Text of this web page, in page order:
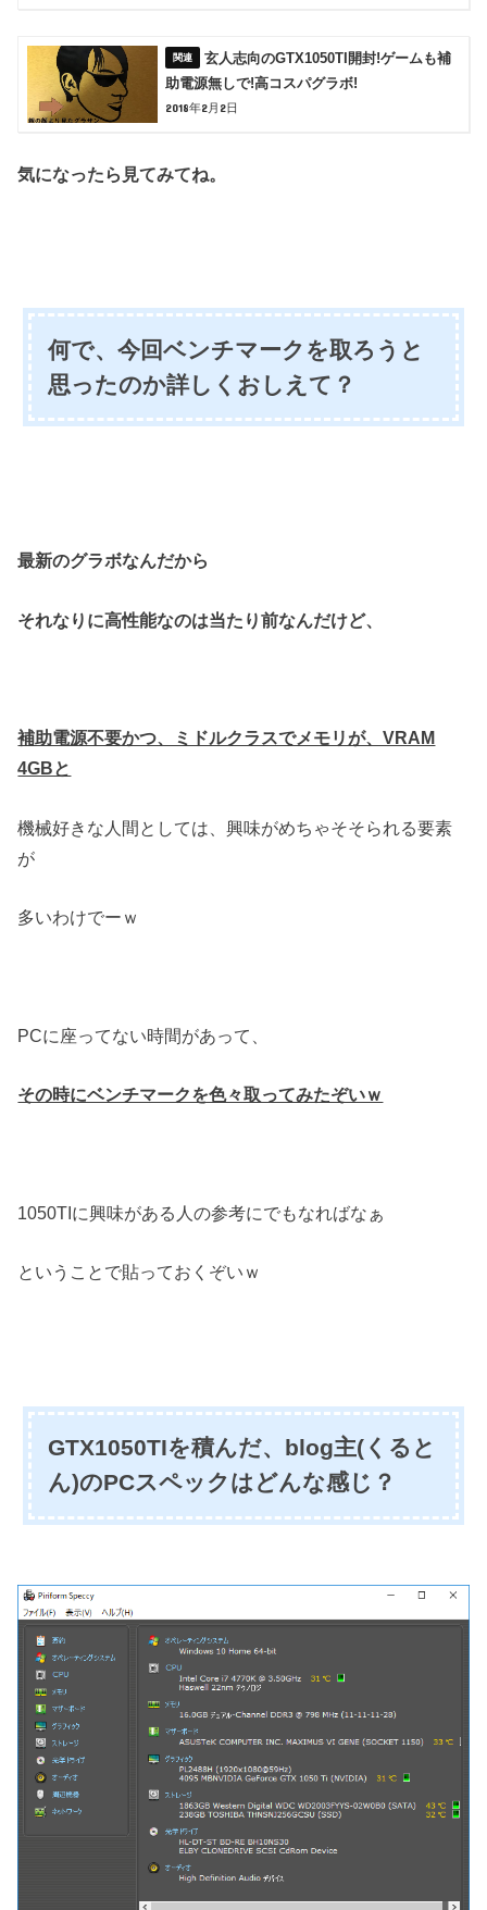
玄人志向のGTX1050TI開封!ゲームも補
助電源無しで!高コスパグラボ!
2018年2月2日
気になったら見てみてね。
何で、今回ベンチマークを取ろうと
思ったのか詳しくおしえて？
最新のグラボなんだから
それなりに高性能なのは当たり前なんだけど、
補助電源不要かつ、ミドルクラスでメモリが、VRAM
4GBと
機械好きな人間としては、興味がめちゃそそられる要素
が
多いわけでーｗ
PCに座ってない時間があって、
その時にベンチマークを色々取ってみたぞいｗ
1050TIに興味がある人の参考にでもなればなぁ
ということで貼っておくぞいｗ
GTX1050TIを積んだ、blog主(くると
ん)のPCスペックはどんな感じ？